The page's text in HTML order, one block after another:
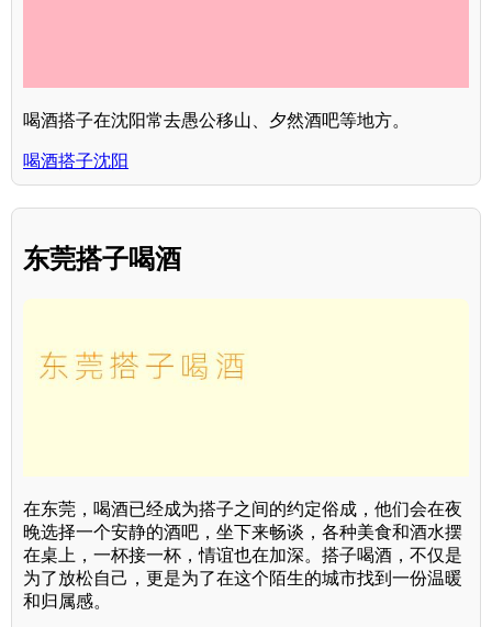
喝酒搭子在沈阳常去愚公移山、夕然酒吧等地方。
喝酒搭子沈阳
东莞搭子喝酒
在东莞，喝酒已经成为搭子之间的约定俗成，他们会在夜
晚选择一个安静的酒吧，坐下来畅谈，各种美食和酒水摆
在桌上，一杯接一杯，情谊也在加深。搭子喝酒，不仅是
为了放松自己，更是为了在这个陌生的城市找到一份温暖
和归属感。